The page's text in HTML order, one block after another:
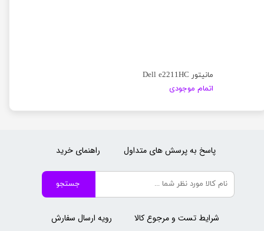
مانیتور Dell e2211HC
اتمام موجودی
جستجو
رویه ارسال سفارش
راهنمای خرید پاسخ به پرسش های متداول
شرایط تست و مرجوع کالا